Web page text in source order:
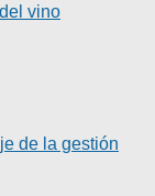
vino
de la gestión